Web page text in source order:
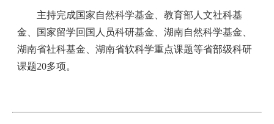
主持完成国家自然科学基金、教育部人文社科基
金、国家留学回国人员科研基金、湖南自然科学基金、
湖南省社科基金、湖南省软科学重点课题等省部级科研
课题20多项。